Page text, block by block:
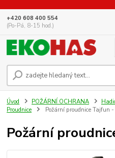
+420 608 400 554
(Po-Pá, 8-15 hod.)
Úvod POŽÁRNÍ OCHRANA
Proudnice
Požární proudnice Tajfun -
Požární